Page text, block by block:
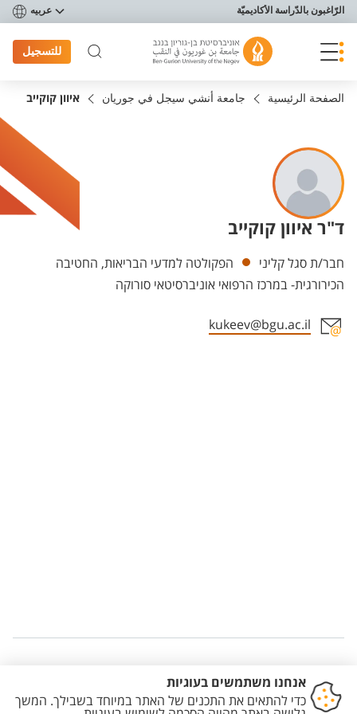
תפריט נגישות
الرّاغبون بالدّراسة الأكاديميّة عربيه
للتسجيل
الصفحة الرئيسية جامعة أنشي سيجل في جوريان איוון קוקייב
ד"ר איוון קוקייב
Departments
חבר/ת סגל קליני
הפקולטה למדעי הבריאות, החטיבה
הכירורגית- במרכז הרפואי אוניברסיטאי סורוקה
kukeev@bgu.ac.il